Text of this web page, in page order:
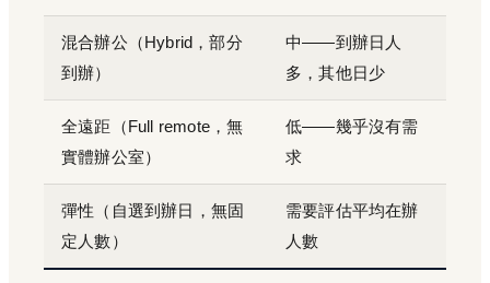
混合辦公（Hybrid，部分
到辦）
中——到辦日人
多，其他日少
全遠距（Full remote，無
實體辦公室）
低——幾乎沒有需
求
彈性（自選到辦日，無固
定人數）
需要評估平均在辦
人數